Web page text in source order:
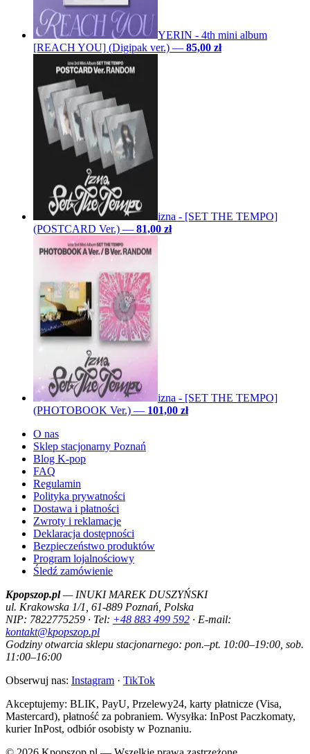
YERIN - 4th mini album
[REACH YOU] (Digipak ver.) — 85,00 zł
izna - [SET THE TEMPO]
(POSTCARD Ver.) — 81,00 zł
izna - [SET THE TEMPO]
(PHOTOBOOK Ver.) — 101,00 zł
O nas
Sklep stacjonarny Poznań
Blog K-pop
FAQ
Regulamin
Polityka prywatności
Dostawa i płatności
Zwroty i reklamacje
Deklaracja dostępności
Bezpieczeństwo produktów
Program lojalnościowy
Śledź zamówienie
Kpopszop.pl— INUKI MAREK DUSZYŃSKI
ul. Krakowska 1/1, 61-889 Poznań, Polska
NIP: 7822775259 · Tel: +48 883 499 592 · E-mail:
kontakt@kpopszop.pl
Godziny otwarcia sklepu stacjonarnego: pon.–pt. 10:00–19:00, sob.
11:00–16:00
Obserwuj nas: Instagram · TikTok
Akceptujemy: BLIK, PayU, Przelewy24, karty płatnicze (Visa,
Mastercard), płatność za pobraniem. Wysyłka: InPost Paczkomaty,
kurier InPost, odbiór osobisty w Poznaniu.